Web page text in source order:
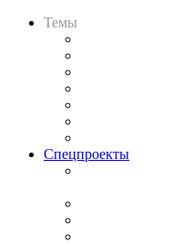
Темы
Спецпроекты